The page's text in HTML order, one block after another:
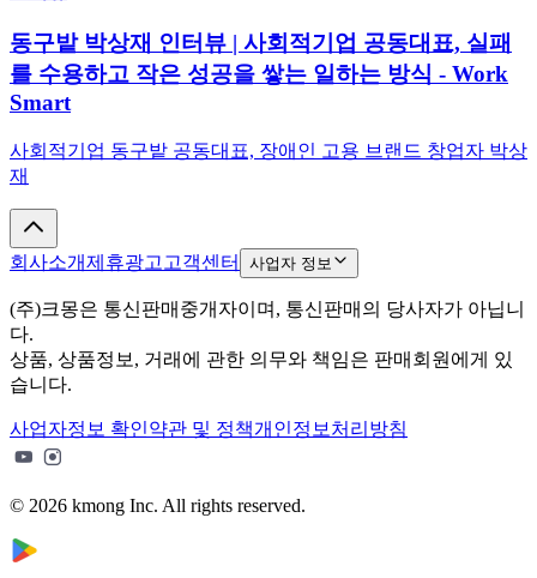
동구밭 박상재 인터뷰 | 사회적기업 공동대표, 실패
를 수용하고 작은 성공을 쌓는 일하는 방식 - Work
Smart
사회적기업 동구밭 공동대표, 장애인 고용 브랜드 창업자 박상
재
회사소개제휴광고 고객센터 사업자 정보
(주)크몽은 통신판매중개자이며, 통신판매의 당사자가 아닙니
다.
상품, 상품정보, 거래에 관한 의무와 책임은 판매회원에게 있
습니다.
사업자정보 확인약관 및 정책개인정보처리방침
© 2026 kmong Inc. All rights reserved.